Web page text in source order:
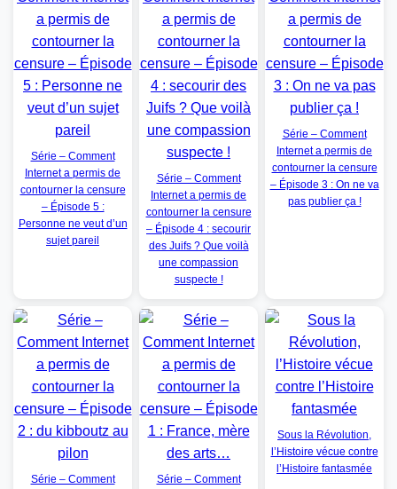
Série – Comment
Internet a permis de
contourner la censure
– Épisode 5 :
Personne ne veut d’un
sujet pareil
Série – Comment
Internet a permis de
contourner la censure
– Épisode 4 : secourir
des Juifs ? Que voilà
une compassion
suspecte !
Série – Comment
Internet a permis de
contourner la censure
– Épisode 3 : On ne va
pas publier ça !
Série – Comment Série – Comment
Sous la Révolution,
l’Histoire vécue contre
l’Histoire fantasmée